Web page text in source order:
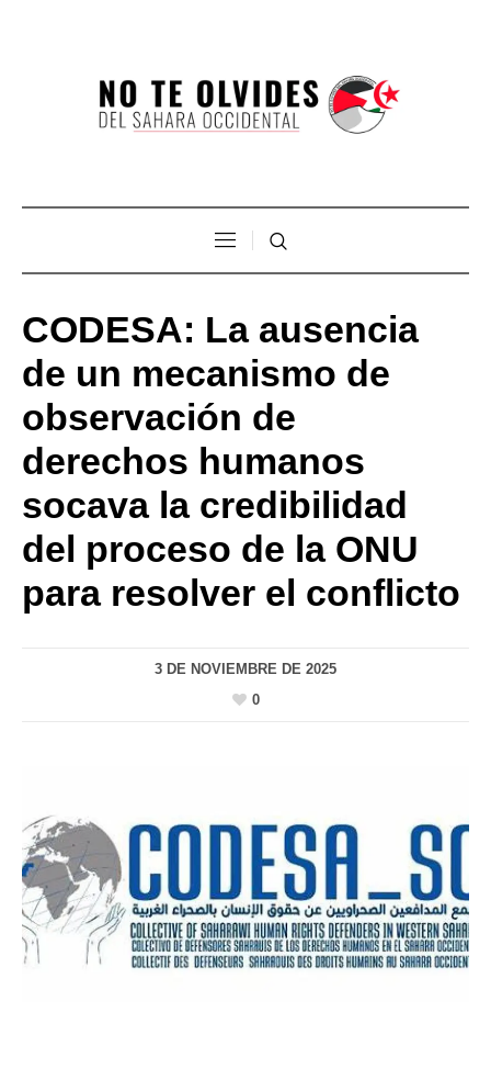
CODESA: La ausencia
de un mecanismo de
observación de
derechos humanos
socava la credibilidad
del proceso de la ONU
para resolver el conflicto
3 DE NOVIEMBRE DE 2025
0